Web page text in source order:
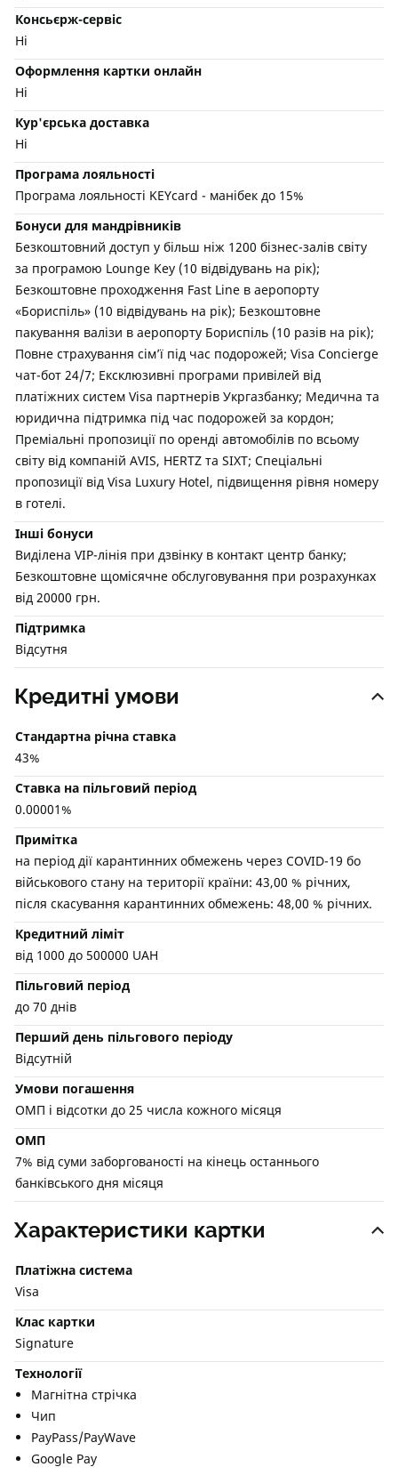
Консьєрж-сервіс
Ні
Оформлення картки онлайн
Ні
Кур'єрська доставка
Ні
Програма лояльності
Програма лояльності KEYcard - манібек до 15%
Бонуси для мандрівників
Безкоштовний доступ у більш ніж 1200 бізнес-залів світу
за програмою Lounge Key (10 відвідувань на рік);
Безкоштовне проходження Fast Line в аеропорту
«Бориспіль» (10 відвідувань на рік); Безкоштовне
пакування валізи в аеропорту Бориспіль (10 разів на рік);
Повне страхування сім’ї під час подорожей; Visa Concierge
чат-бот 24/7; Ексклюзивні програми привілей від
платіжних систем Visa партнерів Укргазбанку; Медична та
юридична підтримка під час подорожей за кордон;
Преміальні пропозиції по оренді автомобілів по всьому
світу від компаній AVIS, HERTZ та SIXT; Спеціальні
пропозиції від Visa Luxury Hotel, підвищення рівня номеру
в готелі.
Інші бонуси
Виділена VIP-лінія при дзвінку в контакт центр банку;
Безкоштовне щомісячне обслуговування при розрахунках
від 20000 грн.
Підтримка
Відсутня
Кредитні умови
Стандартна річна ставка
43%
Ставка на пільговий період
0.00001%
Примітка
на період дії карантинних обмежень через COVID-19 бо
військового стану на території країни: 43,00 % річних,
після скасування карантинних обмежень: 48,00 % річних.
Кредитний ліміт
від 1000 до 500000 UAH
Пільговий період
до 70 днів
Перший день пільгового періоду
Відсутній
Умови погашення
ОМП і відсотки до 25 числа кожного місяця
ОМП
7% від суми заборгованості на кінець останнього
банківського дня місяця
Характеристики картки
Платіжна система
Visa
Клас картки
Signature
Технології
Магнітна стрічка
Чип
PayPass/PayWave
Google Pay